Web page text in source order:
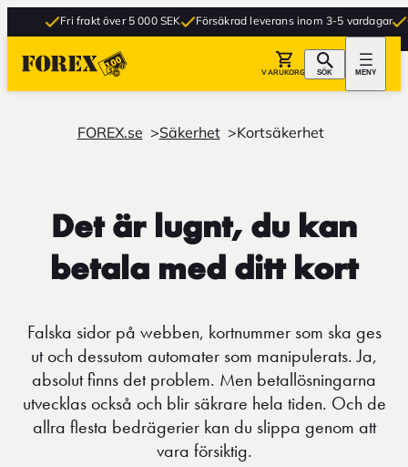
Fri frakt över 5 000 SEK Försäkrad leverans inom 3-5 vardagar
VARUKORG SÖK MENY
FOREX.se Säkerhet Kortsäkerhet
Det är lugnt, du kan
betala med ditt kort
Falska sidor på webben, kortnummer som ska ges
ut och dessutom automater som manipulerats. Ja,
absolut finns det problem. Men betallösningarna
utvecklas också och blir säkrare hela tiden. Och de
allra flesta bedrägerier kan du slippa genom att
vara försiktig.